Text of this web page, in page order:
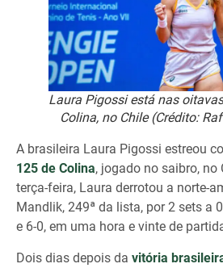
Laura Pigossi está nas
Colina, no Chile (Crédito:
A brasileira Laura Pigossi estreou
125 de Colina, jogado no saibro, no
terça-feira, Laura derrotou a norte-
Mandlik, 249ª da lista, por 2 sets a
e 6-0, em uma hora e vinte de
Dois dias depois da vitória